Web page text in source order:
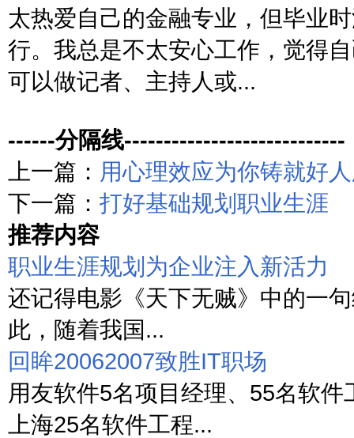
太热爱自己的金融专业，但毕业
行。我总是不太安心工作，觉得
可以做记者、主持人或...
------分隔线----------------------------
上一篇： 用心理效应为你铸就好
下一篇： 打好基础规划职业生涯
推荐内容
职业生涯规划为企业注入新活力
还记得电影《天下无贼》中的一
此，随着我国...
回眸20062007致胜IT职场
用友软件5名项目经理、55名软
上海25名软件工程...